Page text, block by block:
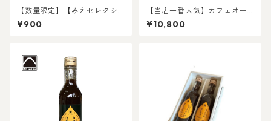
【数量限定】【みえセレクシ
ョ選定品】三重県産はちみつ
使用 カフェオーレベース 3
¥900
【当店一番人気】カフェオー
レベース 600ml×12本
¥10,800